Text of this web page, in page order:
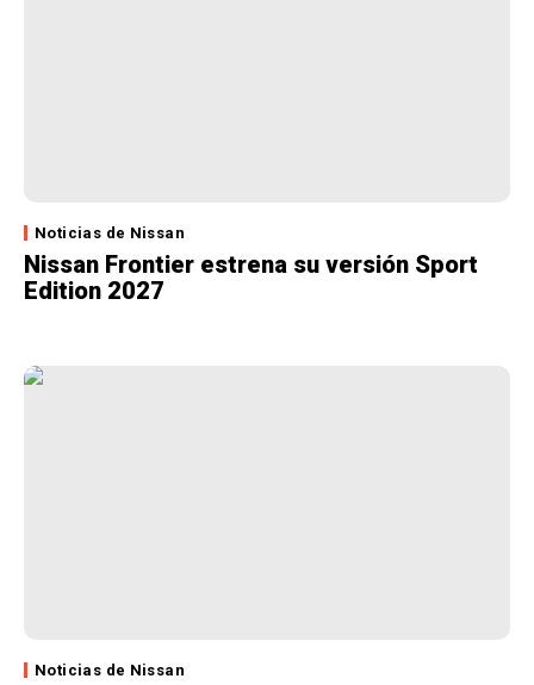
Noticias de Nissan
Nissan Frontier estrena su versión Sport
Edition 2027
Noticias de Nissan